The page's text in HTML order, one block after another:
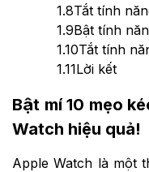
1.8Tắt tính
1.9Bật tính
1.10Tắt tính
1.11Lời kết
Bật mí 10 mẹo
Watch hiệu quả!
Apple Watch là một